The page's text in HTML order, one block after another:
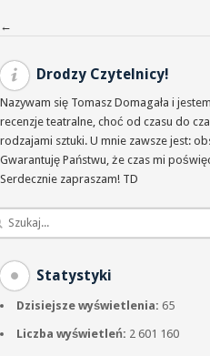
Nawigacja po wpisach
←
Drodzy Czytelnicy!
Nazywam się Tomasz Domagała i
recenzje teatralne, choć od czasu do
rodzajami sztuki. U mnie zawsze jest:
Gwarantuję Państwu, że czas mi
Serdecznie zapraszam! TD
Statystyki
Dzisiejsze wyświetlenia: 65
Liczba wyświetleń: 2 601 160